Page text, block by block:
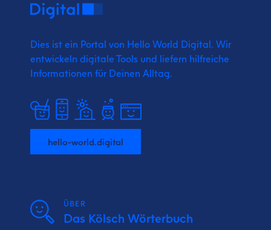
Dies ist ein Portal von Hello World Digital. Wir
entwickeln digitale Tools und liefern hilfreiche
Informationen für Deinen Alltag.
hello-world.digital
ÜBER
Das Kölsch Wörterbuch